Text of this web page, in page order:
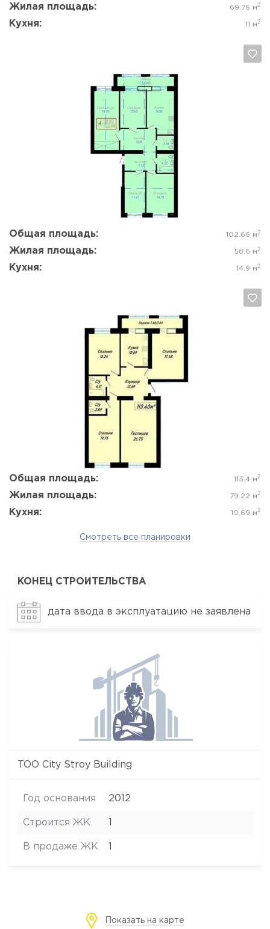
Жилая площадь: 69.76 м 2
Кухня: 11 м 2
Общая площадь: 102.66 м 2
Жилая площадь: 58.6 м 2
Кухня: 14.9 м 2
Да, удалить Отмена
Общая площадь: 113.4 м 2
Жилая площадь: 79.22 м 2
Кухня: 10.69 м 2
Да, удалить Отмена
Смотреть все планировки
КОНЕЦ СТРОИТЕЛЬСТВА
дата ввода в эксплуатацию не заявлена
TOO City Stroy Building
Год основания 2012
Строится ЖК
В продаже ЖК
Показать на карте